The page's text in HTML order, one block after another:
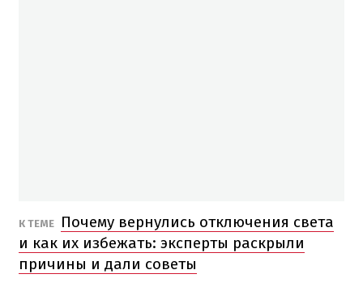
К ТЕМЕ
Почему вернулись отключения света
и как их избежать: эксперты раскрыли
причины и дали советы